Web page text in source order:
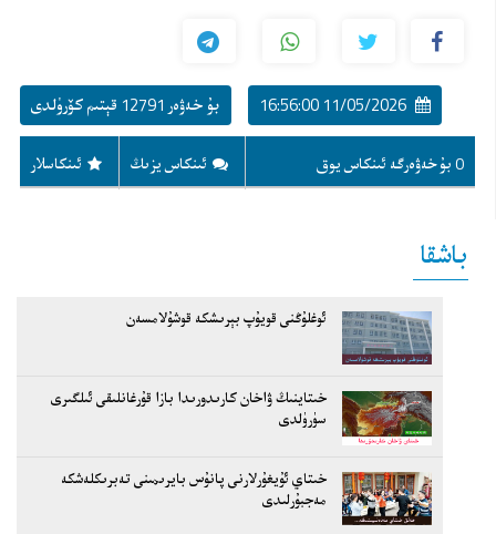
بۇ خەۋەر 12791 قېتىم كۆرۈلدى 11/05/2026 16:56:00
ئىنكاسلار ئىنكاس يزىڭ 0 بۇ خەۋەرگە ئىنكاس يوق
باشقا
ئوغلۇڭنى قويۇپ بېرىشكە قوشۇلامسەن
خىتاينىڭ ۋاخان كارىدورىدا بازا قۇرغانلىقى ئىلگىرى
سۈرۈلدى
خىتاي ئۇيغۇرلارنى پانۇس بايرىمىنى تەبرىكلەشكە
مەجبۇرلىدى